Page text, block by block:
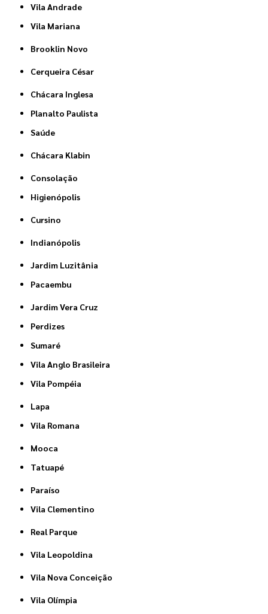
Vila Andrade
Vila Mariana
Brooklin Novo
Cerqueira César
Chácara Inglesa
Planalto Paulista
Saúde
Chácara Klabin
Consolação
Higienópolis
Cursino
Indianópolis
Jardim Luzitânia
Pacaembu
Jardim Vera Cruz
Perdizes
Sumaré
Vila Anglo Brasileira
Vila Pompéia
Lapa
Vila Romana
Mooca
Tatuapé
Paraíso
Vila Clementino
Real Parque
Vila Leopoldina
Vila Nova Conceição
Vila Olímpia